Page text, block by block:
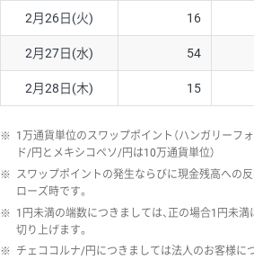
2月26日(火) 16
2月27日(水) 54
2月28日(木) 15
※ 1万通貨単位のスワップポイント（ハンガリーフ
ド/円とメキシコペソ/円は10万通貨単位）
※ スワップポイントの発生ならびに現金残高への
ローズ時です。
※ 1円未満の端数につきましては、正の場合1円未満
切り上げます。
※ チェココルナ/円につきましては法人のお客様に